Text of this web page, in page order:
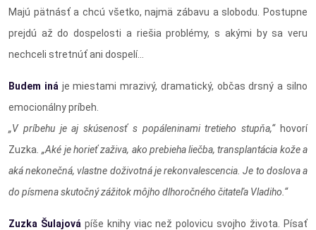
Majú pätnásť a chcú všetko, najmä zábavu a slobodu. Postupne
prejdú až do dospelosti a riešia problémy, s akými by sa veru
nechceli stretnúť ani dospelí...
Budem iná je miestami mrazivý, dramatický, občas drsný a silno
emocionálny príbeh.
„V príbehu je aj skúsenosť s popáleninami tretieho stupňa,“ hovorí
Zuzka . „Aké je horieť zaživa, ako prebieha liečba, transplantácia kože a
aká nekonečná, vlastne doživotná je rekonvalescencia. Je to doslova a
do písmena skutočný zážitok môjho dlhoročného čitateľa Vladiho.“
Zuzka Šulajová píše knihy viac než polovicu svojho života. Písať